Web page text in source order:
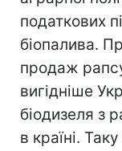
податкових
біопалива.
продаж
вигідніше
біодизеля з
в країні.